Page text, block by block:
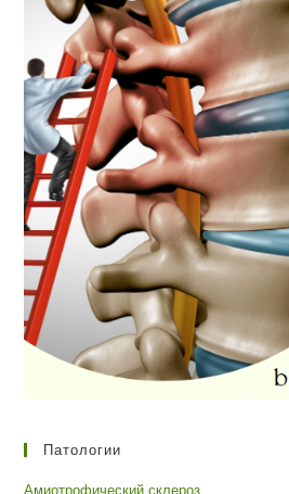
Патологии
Амиотрофический склероз